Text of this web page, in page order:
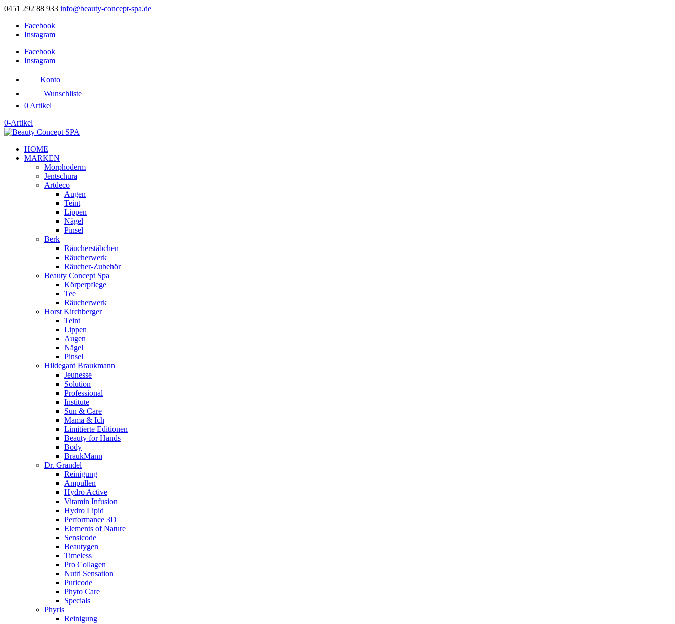
0451 292 88 933 info@beauty-concept-spa.de
Facebook
Instagram
Facebook
Instagram
Konto
Wunschliste
0 Artikel
0-Artikel
HOME
MARKEN
Morphoderm
Jentschura
Artdeco
Augen
Teint
Lippen
Nägel
Pinsel
Berk
Räucherstäbchen
Räucherwerk
Räucher-Zubehör
Beauty Concept Spa
Körperpflege
Tee
Räucherwerk
Horst Kirchberger
Teint
Lippen
Augen
Nägel
Pinsel
Hildegard Braukmann
Jeunesse
Solution
Professional
Institute
Sun & Care
Mama & Ich
Limitierte Editionen
Beauty for Hands
Body
BraukMann
Dr. Grandel
Reinigung
Ampullen
Hydro Active
Vitamin Infusion
Hydro Lipid
Performance 3D
Elements of Nature
Sensicode
Beautygen
Timeless
Pro Collagen
Nutri Sensation
Puricode
Phyto Care
Specials
Phyris
Reinigung